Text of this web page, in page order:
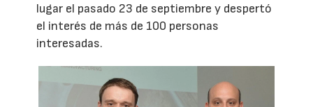
lugar el pasado 23 de septiembre y despertó
el interés de más de 100 personas
interesadas.